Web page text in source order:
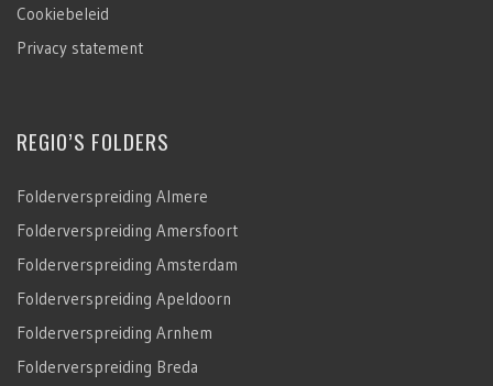
Cookiebeleid
Privacy statement
REGIO’S FOLDERS
Folderverspreiding Almere
Folderverspreiding Amersfoort
Folderverspreiding Amsterdam
Folderverspreiding Apeldoorn
Folderverspreiding Arnhem
Folderverspreiding Breda